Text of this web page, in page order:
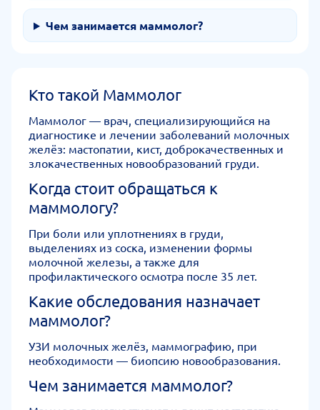
Чем занимается маммолог?
Кто такой Маммолог
Маммолог — врач, специализирующийся на
диагностике и лечении заболеваний молочных
желёз: мастопатии, кист, доброкачественных и
злокачественных новообразований груди.
Когда стоит обращаться к
маммологу?
При боли или уплотнениях в груди,
выделениях из соска, изменении формы
молочной железы, а также для
профилактического осмотра после 35 лет.
Какие обследования назначает
маммолог?
УЗИ молочных желёз, маммографию, при
необходимости — биопсию новообразования.
Чем занимается маммолог?